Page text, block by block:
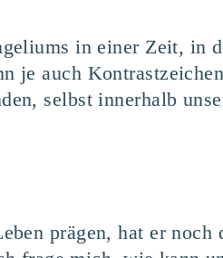
in einer Zeit, in
je auch
selbst innerhalb
prägen, hat er